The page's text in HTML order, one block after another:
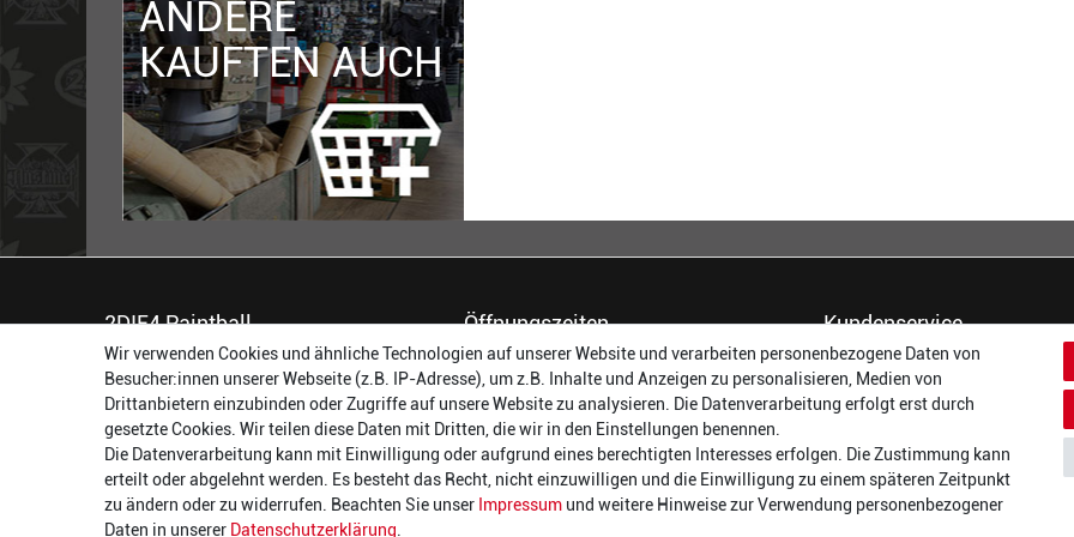
ANDERE
KAUFTEN AUCH
2DIE4 Paintball
56457 Westerburg
Reinhold-Ferger-Straße 26
order@2die4-sports.com
0 26 63/ 9 68 69 37
Öffnungszeiten
Montag:
14:00 - 17:00 Uhr
Dienstag:
14:00 - 17:00 Uhr
Mittwoch:
14:00 - 17:00 Uhr
Donnerstag:
14:00 - 17:00 Uhr
Freitag:
14:00 - 19:00 Uhr
Samstag:
10:00 - 17:00 Uhr
Kundenservice
Dein Konto
Häufigste Fragen (FAQ)
Größentabellen
Kundenmeinungen
Batterieverordnung
Versand und Zahlarten
Wir verwenden Cookies und ähnliche Technologien auf unserer Website und verarbeiten personenbezogene Daten von
Besucher:innen unserer Webseite (z.B. IP-Adresse), um z.B. Inhalte und Anzeigen zu personalisieren, Medien von
Drittanbietern einzubinden oder Zugriffe auf unsere Website zu analysieren. Die Datenverarbeitung erfolgt erst durch
gesetzte Cookies. Wir teilen diese Daten mit Dritten, die wir in den Einstellungen benennen.
Die Datenverarbeitung kann mit Einwilligung oder aufgrund eines berechtigten Interesses erfolgen. Die Zustimmung kann
erteilt oder abgelehnt werden. Es besteht das Recht, nicht einzuwilligen und die Einwilligung zu einem späteren Zeitpunkt
zu ändern oder zu widerrufen. Beachten Sie unser Impressum und weitere Hinweise zur Verwendung personenbezogener
Daten in unserer Daten­schutz­erklärung